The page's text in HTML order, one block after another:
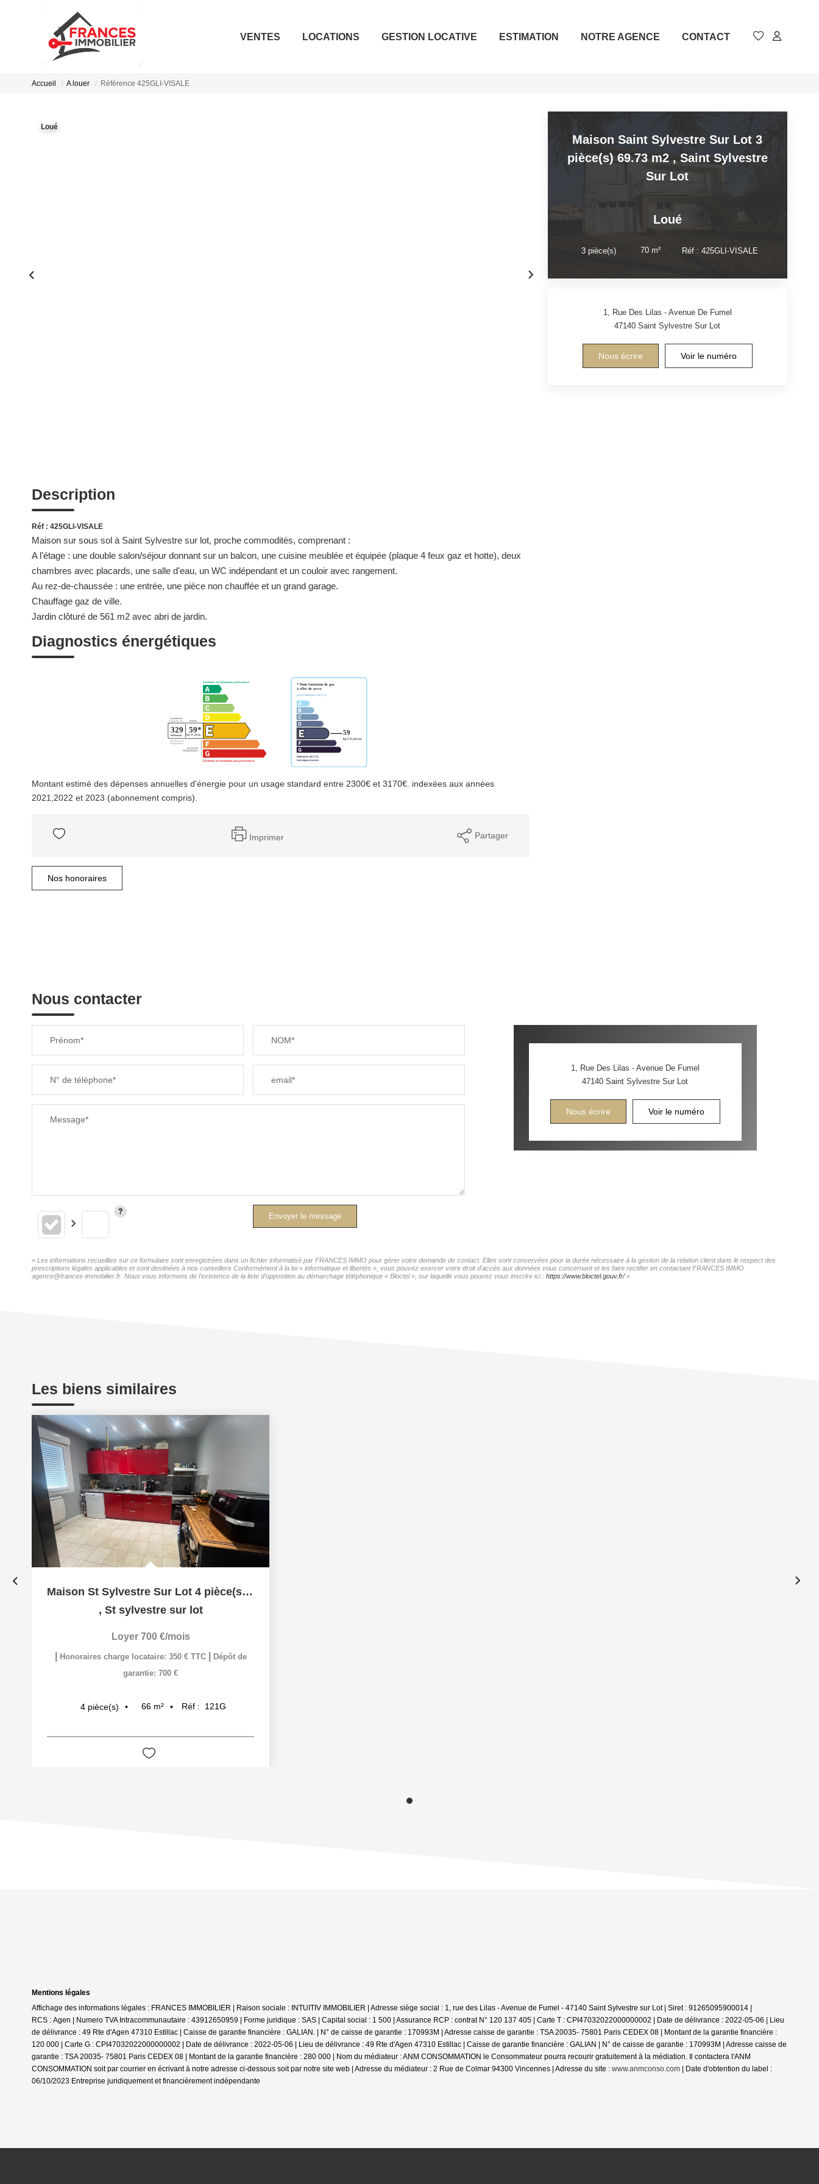
VENTES LOCATIONS GESTION LOCATIVE ESTIMATION NOTRE AGENCE CONTACT
Accueil A louer Référence 425GLI-VISALE
Loué
Description
Réf : 425GLI-VISALE
Maison sur sous sol à Saint Sylvestre sur lot, proche commodités, comprenant :
A l'étage : une double salon/séjour donnant sur un balcon, une cuisine meublée et équipée (plaque 4 feux gaz et hotte), deux
chambres avec placards, une salle d'eau, un WC indépendant et un couloir avec rangement.
Au rez-de-chaussée : une entrée, une pièce non chauffée et un grand garage.
Chauffage gaz de ville.
Jardin clôturé de 561 m2 avec abri de jardin.
Diagnostics énergétiques
Montant estimé des dépenses annuelles d'énergie pour un usage standard entre 2300€ et 3170€. indexées aux années
2021,2022 et 2023 (abonnement compris).
Imprimer Partager
Nos honoraires
Maison Saint Sylvestre Sur Lot 3
pièce(s) 69.73 m2 , Saint Sylvestre
Sur Lot
Loué
3pièce(s) 70m² Réf :425GLI-VISALE
1, Rue Des Lilas - Avenue De Fumel
47140Saint Sylvestre Sur Lot
Nous écrire Voir le numéro
Nous contacter
Prénom* NOM*
N° de téléphone* email*
Message*
Envoyer le message
1, Rue Des Lilas - Avenue De Fumel
47140Saint Sylvestre Sur Lot
Nous écrire Voir le numéro
« Les informations recueillies sur ce formulaire sont enregistrées dans un fichier informatisé par FRANCES IMMO pour gérer votre demande de contact. Elles sont conservées pour la durée nécessaire à la gestion de la relation client dans le respect des
prescriptions légales applicables et sont destinées à nos conseillers Conformément à la loi « informatique et libertés », vous pouvez exercer votre droit d'accès aux données vous concernant et les faire rectifier en contactant FRANCES IMMO
agence@frances-immobilier.fr. Nous vous informons de l'existence de la liste d'opposition au démarchage téléphonique « Bloctel », sur laquelle vous pouvez vous inscrire ici : https://www.bloctel.gouv.fr/»
Les biens similaires
Maison St Sylvestre Sur Lot 4 pièce(s) 100 m2
, St sylvestre sur lot
Loyer 700 €/mois
Honoraires charge locataire: 350 € TTC
Dépôt de
garantie: 700 €
4 pièce(s) 66 m² Réf : 121G
Mentions légales
Affichage des informations légales : FRANCES IMMOBILIER | Raison sociale : INTUITIV IMMOBILIER | Adresse siège social : 1, rue des Lilas - Avenue de Fumel - 47140 Saint Sylvestre sur Lot | Siret : 91265095900014 |
RCS : Agen | Numero TVA Intracommunautaire : 43912650959 | Forme juridique : SAS | Capital social : 1 500 | Assurance RCP : contrat N° 120 137 405 | Carte T : CPI47032022000000002 | Date de délivrance : 2022-05-06 | Lieu
de délivrance : 49 Rte d'Agen 47310 Estillac | Caisse de garantie financière : GALIAN. | N° de caisse de garantie : 170993M | Adresse caisse de garantie : TSA 20035- 75801 Paris CEDEX 08 | Montant de la garantie financière :
120 000 | Carte G : CPI47032022000000002 | Date de délivrance : 2022-05-06 | Lieu de délivrance : 49 Rte d'Agen 47310 Estillac | Caisse de garantie financière : GALIAN | N° de caisse de garantie : 170993M | Adresse caisse de
garantie : TSA 20035- 75801 Paris CEDEX 08 | Montant de la garantie financière : 280 000 | Nom du médiateur : ANM CONSOMMATION le Consommateur pourra recourir gratuitement à la médiation. Il contactera l'ANM
CONSOMMATION soit par courrier en écrivant à notre adresse ci-dessous soit par notre site web | Adresse du médiateur : 2 Rue de Colmar 94300 Vincennes | Adresse du site : www.anmconso.com | Date d'obtention du label :
06/10/2023 Entreprise juridiquement et financièrement indépendante